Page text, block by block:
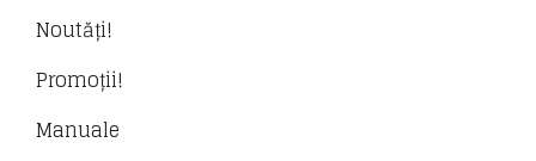
Noutăți!
Promoții!
Manuale